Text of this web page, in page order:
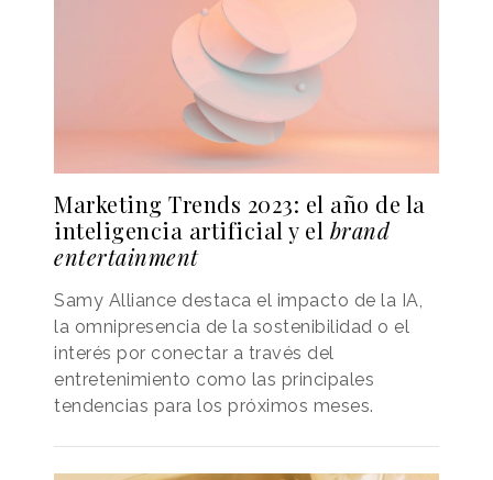
Marketing Trends 2023: el año de la
inteligencia artificial y el brand
entertainment
Samy Alliance destaca el impacto de la IA,
la omnipresencia de la sostenibilidad o el
interés por conectar a través del
entretenimiento como las principales
tendencias para los próximos meses.